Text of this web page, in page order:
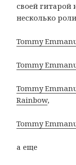
своей гитарой
несколько
Tommy
Tommy
Tommy
Rainbow,
Tommy
а еще